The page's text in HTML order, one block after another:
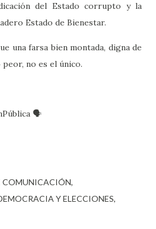
del Estado corrupto y la
Estado de Bienestar.
una farsa bien montada, digna de
peor, no es el único.
🗣️
COMUNICACIÓN
Y ELECCIONES